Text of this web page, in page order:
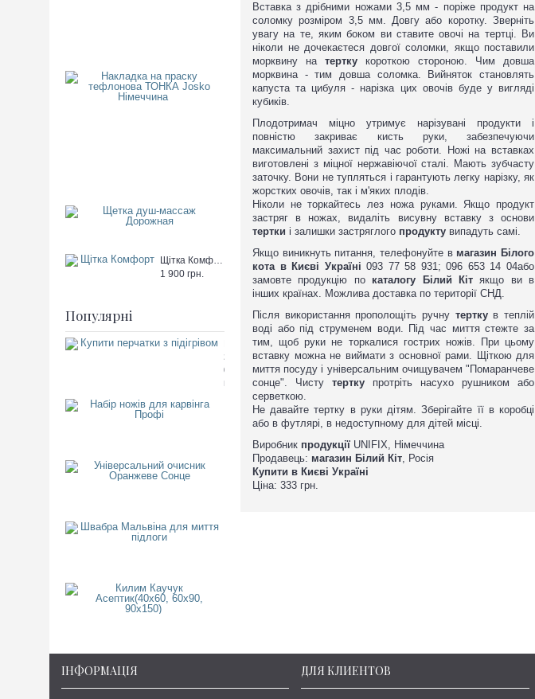
Накладка на праску тефлонова ТОНКА Josko Німеччина
Щетка душ-массаж Дорожная
Щітка Комфорт
1 900 грн.
Популярні
3
000
грн.
Набір ножів для карвінга Профі
Універсальний очисник Оранжеве Сонце
Вставка з дрібними ножами 3,5 мм - поріже продукт на
соломку розміром 3,5 мм. Довгу або коротку. Зверніть
увагу на те, яким боком ви ставите овочі на тертці. Ви
ніколи не дочекаєтеся довгої соломки, якщо поставили
морквину на тертку короткою стороною. Чим довша
морквина - тим довша соломка. Вийняток становлять
капуста та цибуля - нарізка цих овочів буде у вигляді
кубиків.
Плодотримач міцно утримує нарізувані продукти і
повністю закриває кисть руки, забезпечуючи
максимальний захист під час роботи. Ножі на вставках
виготовлені з міцної нержавіючої сталі. Мають зубчасту
заточку. Вони не тупляться і гарантують легку нарізку, як
жорстких овочів, так і м'яких плодів.
Ніколи не торкайтесь лез ножа руками. Якщо продукт
застряг в ножах, видаліть висувну вставку з основи
тертки і залишки застряглого продукту випадуть самі.
Якщо виникнуть питання, телефонуйте в магазин Білого
кота в Києві Україні 093 77 58 931; 096 653 14 04або
замовте продукцію по каталогу Білий Кітякщо ви в
інших країнах. Можлива доставка по території СНД.
Після використання прополощіть ручну тертку в теплій
воді або під струменем води. Під час миття стежте за
тим, щоб руки не торкалися гострих ножів. При цьому
вставку можна не виймати з основної рами. Щіткою для
миття посуду і універсальним очищувачем "Помаранчеве
сонце". Чисту тертку протріть насухо рушником або
серветкою.
Не давайте тертку в руки дітям. Зберігайте її в коробці
або в футлярі, в недоступному для дітей місці.
Виробник продукції UNIFIX, Німеччина
Продавець: магазин Білий Кіт, Росія
Купити в Києві Україні
Ціна: 333 грн.
ІНФОРМАЦІЯ ДЛЯ КЛИЕНТОВ